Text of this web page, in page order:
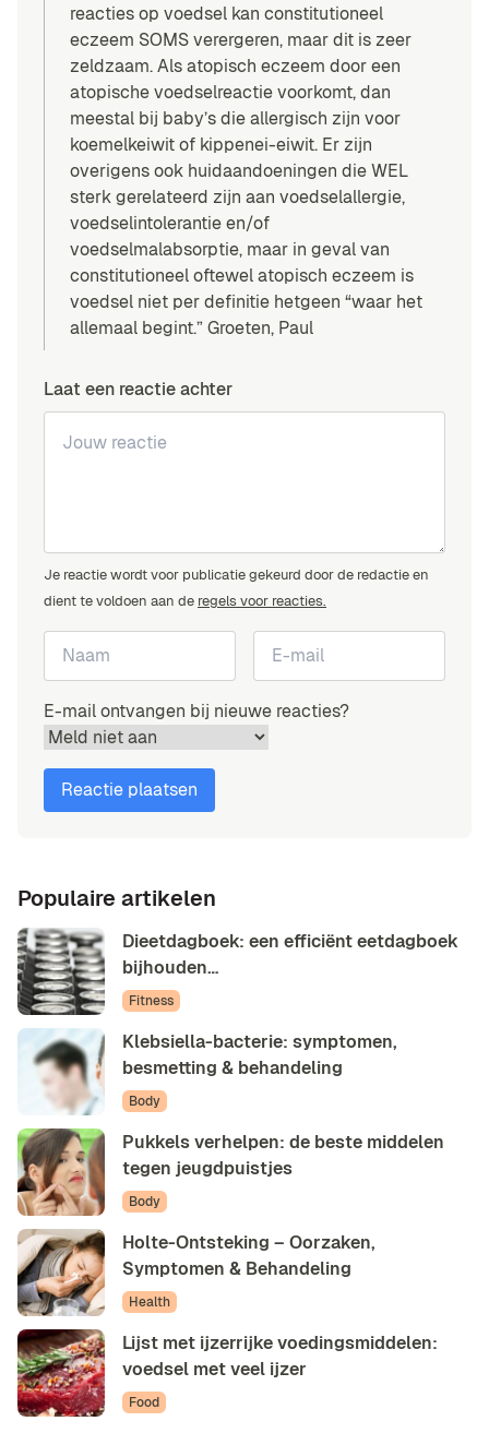
reacties op voedsel kan constitutioneel
eczeem SOMS verergeren, maar dit is zeer
zeldzaam. Als atopisch eczeem door een
atopische voedselreactie voorkomt, dan
meestal bij baby’s die allergisch zijn voor
koemelkeiwit of kippenei-eiwit. Er zijn
overigens ook huidaandoeningen die WEL
sterk gerelateerd zijn aan voedselallergie,
voedselintolerantie en/of
voedselmalabsorptie, maar in geval van
constitutioneel oftewel atopisch eczeem is
voedsel niet per definitie hetgeen “waar het
allemaal begint.” Groeten, Paul
Laat een reactie achter
Je reactie wordt voor publicatie gekeurd door de redactie en
dient te voldoen aan de regels voor reacties.
E-mail ontvangen bij nieuwe reacties?
Populaire artikelen
Dieetdagboek: een efficiënt eetdagboek
bijhouden…
Fitness
Klebsiella-bacterie: symptomen,
besmetting & behandeling
Body
Pukkels verhelpen: de beste middelen
tegen jeugdpuistjes
Body
Holte-Ontsteking – Oorzaken,
Symptomen & Behandeling
Health
Lijst met ijzerrijke voedingsmiddelen:
voedsel met veel ijzer
Food